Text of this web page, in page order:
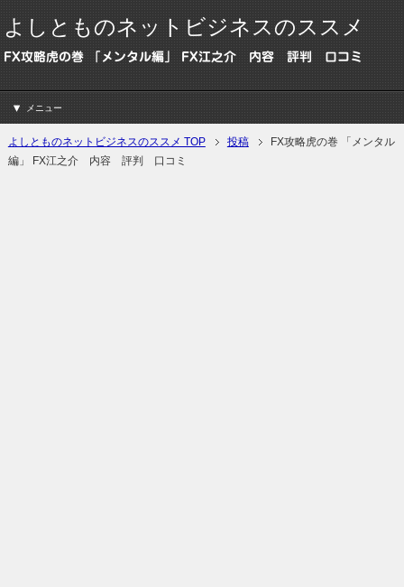
よしとものネットビジネスのススメ
FX攻略虎の巻 「メンタル編」 FX江之介 内容 評判 口コミ
メニュー
よしとものネットビジネスのススメ TOP 投稿
FX攻略虎の巻 「メンタル
編」 FX江之介 内容 評判 口コミ